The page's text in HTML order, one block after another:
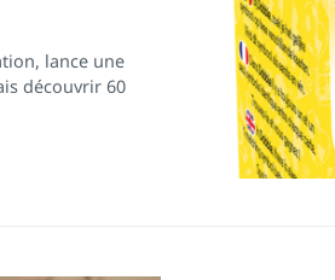
lance une
découvrir 60